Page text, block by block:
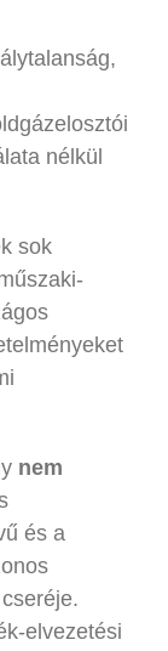
nélkül
sok
nem
és a
elvezetési